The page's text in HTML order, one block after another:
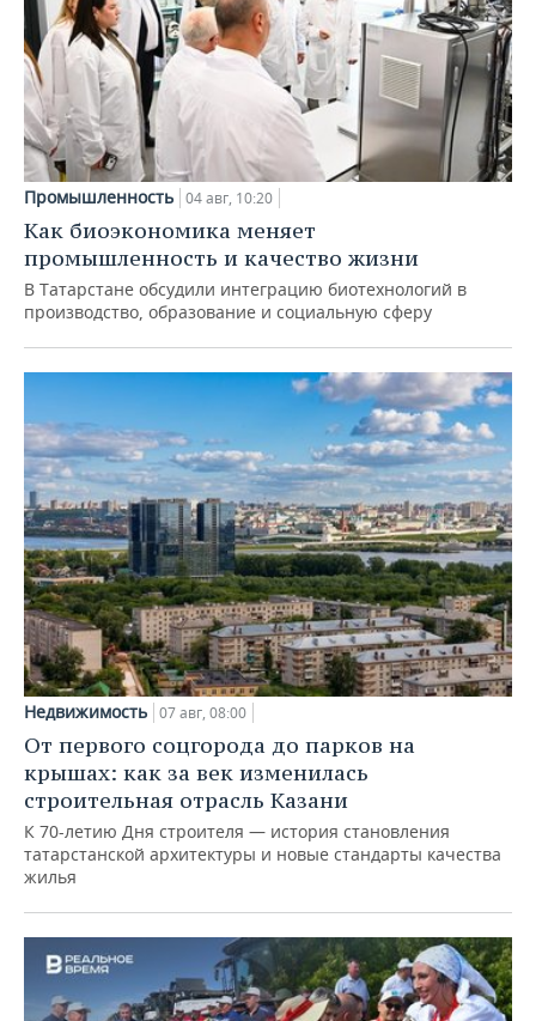
Промышленность 04 авг, 10:20
Как биоэкономика меняет
промышленность и качество жизни
В Татарстане обсудили интеграцию биотехнологий в
производство, образование и социальную сферу
Недвижимость 07 авг, 08:00
От первого соцгорода до парков на
крышах: как за век изменилась
строительная отрасль Казани
К 70-летию Дня строителя — история становления
татарстанской архитектуры и новые стандарты качества
жилья